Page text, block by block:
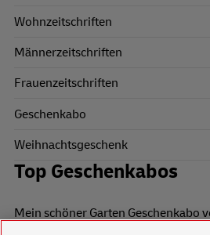
Wohnzeitschriften
Männerzeitschriften
Frauenzeitschriften
Geschenkabo
Weihnachtsgeschenk
Top Geschenkabos
Mein schöner Garten Geschenkabo